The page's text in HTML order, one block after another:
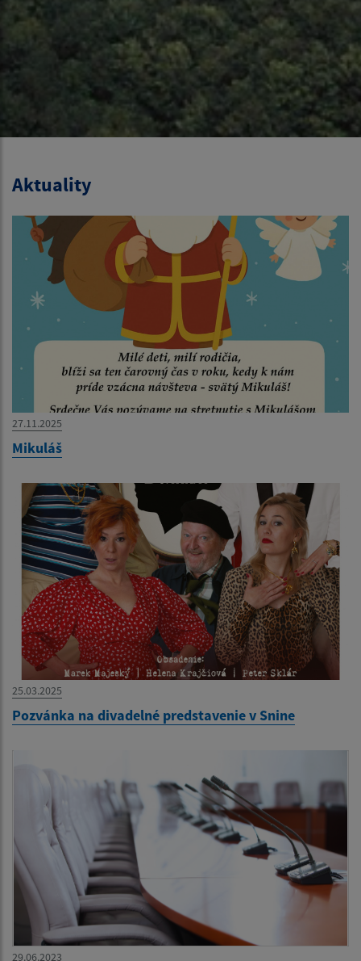
Aktuality
27.11.2025
Mikuláš
25.03.2025
Pozvánka na divadelné predstavenie v Snine
29.06.2023